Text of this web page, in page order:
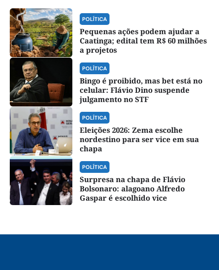
POLÍTICA
Pequenas ações podem ajudar a
Caatinga; edital tem R$ 60 milhões
a projetos
POLÍTICA
Bingo é proibido, mas bet está no
celular: Flávio Dino suspende
julgamento no STF
POLÍTICA
Eleições 2026: Zema escolhe
nordestino para ser vice em sua
chapa
POLÍTICA
Surpresa na chapa de Flávio
Bolsonaro: alagoano Alfredo
Gaspar é escolhido vice